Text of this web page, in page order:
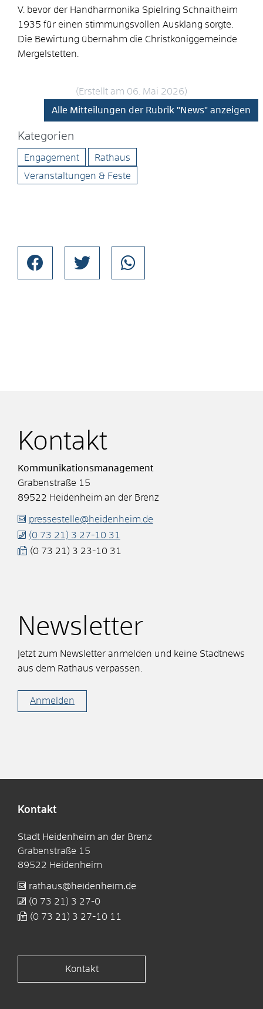
V. bevor der Handharmonika Spielring Schnaitheim
1935 für einen stimmungsvollen Ausklang sorgte.
Die Bewirtung übernahm die Christköniggemeinde
Mergelstetten.
(Erstellt am 06. Mai 2026)
Alle Mitteilungen der Rubrik "News" anzeigen
Kategorien
Engagement
Rathaus
Veranstaltungen & Feste
Kontakt
Kommunikationsmanagement
Grabenstraße 15
89522 Heidenheim an der Brenz
pressestelle@heidenheim.de
(0 73 21) 3 27-10 31
(0 73 21) 3 23-10 31
Newsletter
Jetzt zum Newsletter anmelden und keine Stadtnews
aus dem Rathaus verpassen.
Anmelden
Kontakt
Stadt Heidenheim an der Brenz
Grabenstraße 15
89522 Heidenheim
rathaus@heidenheim.de
(0 73 21) 3 27-0
(0 73 21) 3 27-10 11
Kontakt